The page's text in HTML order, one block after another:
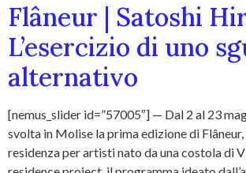
Flâneur | Satoshi
L’esercizio di uno
alternativo
[nemus_slider id=”57005″] — Dal 2 al 23
svolta in Molise la prima edizione di
residenza per artisti nato da una costola di